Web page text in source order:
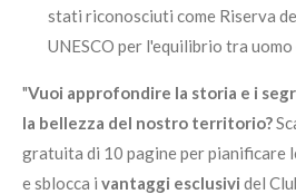
stati riconosciuti come Riserva
UNESCO per l'equilibrio tra uomo
"Vuoi approfondire la storia e i
la bellezza del nostro territorio?
gratuita di 10 pagine per pianificare
e sblocca i vantaggi esclusivi del